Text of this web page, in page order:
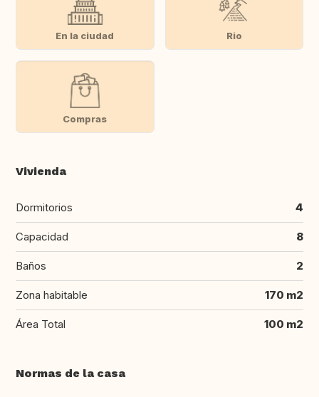
En la ciudad Rio
Compras
Vivienda
Dormitorios 4
Capacidad 8
Baños 2
Zona habitable 170 m2
Área Total 100 m2
Normas de la casa